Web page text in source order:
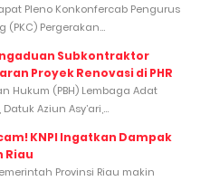
Pleno Konkonfercab Pengurus
Pergerakan...
Subkontraktor
Proyek Renovasi di PHR
Hukum (PBH) Lembaga Adat
Aziun Asy’ari,...
KNPI Ingatkan Dampak
Riau
Provinsi Riau makin